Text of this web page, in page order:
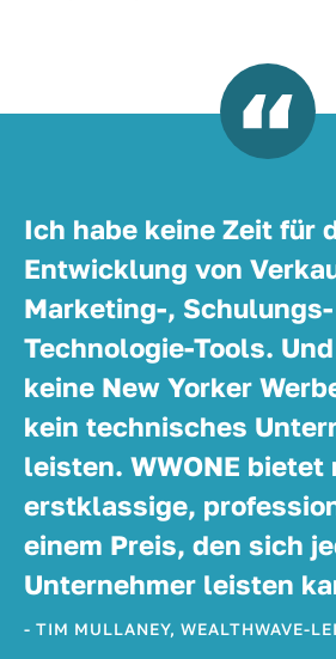
Ich habe keine Zeit für
Entwicklung von
Marketing-,
Technologie-Tools.
keine New Yorker
kein technisches
leisten. WWONE bietet
erstklassige,
einem Preis, den sich
Unternehmer leisten
- TIM MULLANEY, WEALTHWAVE-